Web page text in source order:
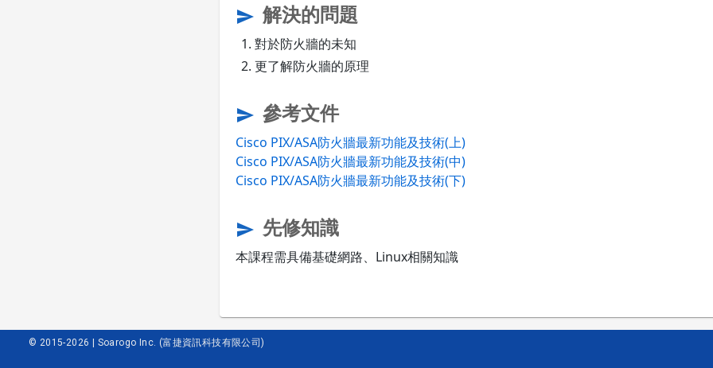
send 解決的問題
對於防火牆的未知
更了解防火牆的原理
send 參考文件
Cisco PIX/ASA防火牆最新功能及技術(上)
Cisco PIX/ASA防火牆最新功能及技術(中)
Cisco PIX/ASA防火牆最新功能及技術(下)
send 先修知識
本課程需具備基礎網路、Linux相關知識
© 2015-2026 | Soarogo Inc. (富捷資訊科技有限公司)